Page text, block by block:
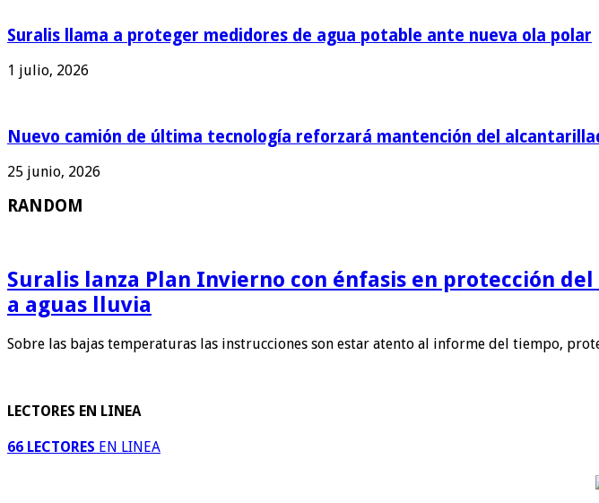
Suralis llama a proteger medidores de agua potable ante nueva ola polar
1 julio, 2026
Nuevo camión de última tecnología reforzará mantención del
25 junio, 2026
RANDOM
Suralis lanza Plan Invierno con énfasis en protección
a aguas lluvia
Sobre las bajas temperaturas las instrucciones son estar atento al informe del tiempo,
LECTORES EN LINEA
66 LECTORES EN LINEA